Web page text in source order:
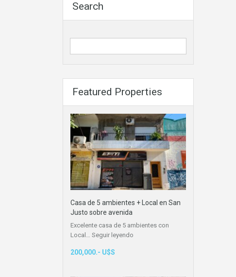
Search
Featured Properties
Casa de 5 ambientes + Local en San
Justo sobre avenida
Excelente casa de 5 ambientes con
Local… Seguir leyendo
200,000.- U$S